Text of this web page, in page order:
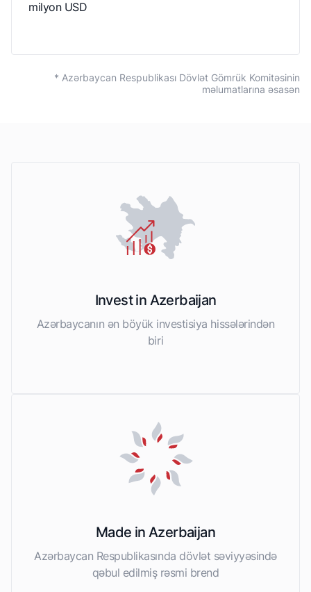
milyon USD
* Azərbaycan Respublikası Dövlət Gömrük Komitəsinin
məlumatlarına əsasən
Invest in Azerbaijan
Azərbaycanın ən böyük investisiya hissələrindən
biri
Made in Azerbaijan
Azərbaycan Respublikasında dövlət səviyyəsində
qəbul edilmiş rəsmi brend